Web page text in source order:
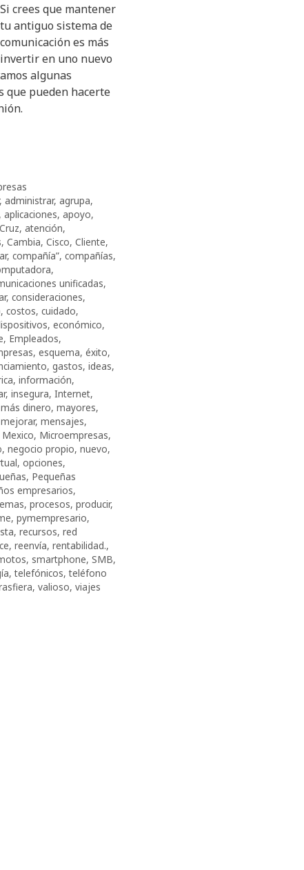
Si crees que mantener
tu antiguo sistema de
comunicación es más
en uno nuevo
algunas
que pueden hacerte
administrar, agrupa,
, aplicaciones, apoyo,
, atención,
, Cambia, Cisco, Cliente,
, compañía”, compañías,
,
unificadas,
, consideraciones,
, costos, cuidado,
, económico,
, Empleados,
, esquema, éxito,
, gastos, ideas,
, información,
, insegura, Internet,
más dinero, mayores,
mejorar, mensajes,
Mexico, Microempresas,
, negocio propio, nuevo,
, opciones,
, Pequeñas
empresarios,
, procesos, producir,
, pymempresario,
, recursos, red
, reenvía, rentabilidad.,
, smartphone, SMB,
,telefónicos,teléfono
, valioso, viajes